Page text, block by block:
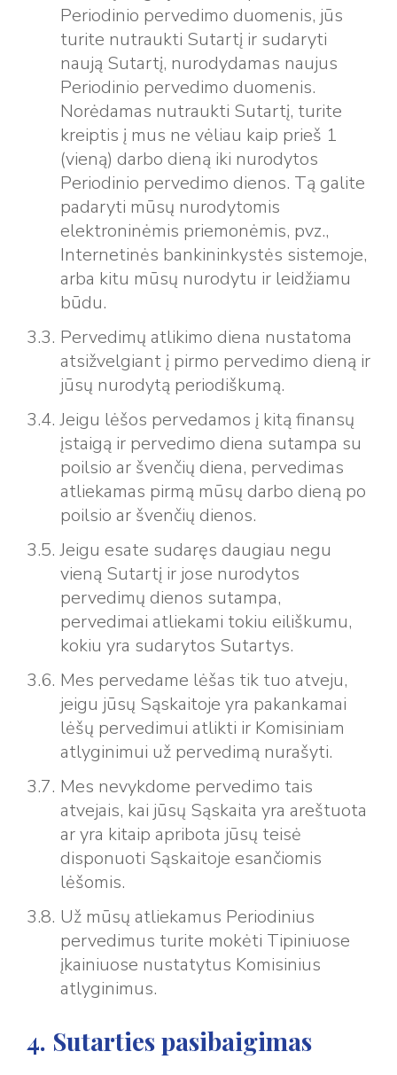
Periodinio pervedimo duomenis, jūs
turite nutraukti Sutartį ir sudaryti
naują Sutartį, nurodydamas naujus
Periodinio pervedimo duomenis.
Norėdamas nutraukti Sutartį, turite
kreiptis į mus ne vėliau kaip prieš 1
(vieną) darbo dieną iki nurodytos
Periodinio pervedimo dienos. Tą galite
padaryti mūsų nurodytomis
elektroninėmis priemonėmis, pvz.,
Internetinės bankininkystės sistemoje,
arba kitu mūsų nurodytu ir leidžiamu
būdu.
Pervedimų atlikimo diena nustatoma
atsižvelgiant į pirmo pervedimo dieną ir
jūsų nurodytą periodiškumą.
Jeigu lėšos pervedamos į kitą finansų
įstaigą ir pervedimo diena sutampa su
poilsio ar švenčių diena, pervedimas
atliekamas pirmą mūsų darbo dieną po
poilsio ar švenčių dienos.
Jeigu esate sudaręs daugiau negu
vieną Sutartį ir jose nurodytos
pervedimų dienos sutampa,
pervedimai atliekami tokiu eiliškumu,
kokiu yra sudarytos Sutartys.
Mes pervedame lėšas tik tuo atveju,
jeigu jūsų Sąskaitoje yra pakankamai
lėšų pervedimui atlikti ir Komisiniam
atlyginimui už pervedimą nurašyti.
Mes nevykdome pervedimo tais
atvejais, kai jūsų Sąskaita yra areštuota
ar yra kitaip apribota jūsų teisė
disponuoti Sąskaitoje esančiomis
lėšomis.
Už mūsų atliekamus Periodinius
pervedimus turite mokėti Tipiniuose
įkainiuose nustatytus Komisinius
atlyginimus.
4. Sutarties pasibaigimas